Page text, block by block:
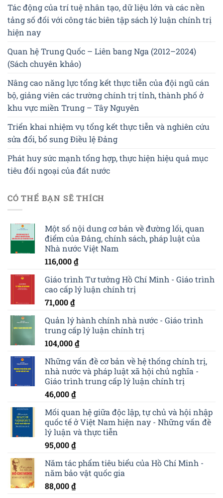
Tác động của trí tuệ nhân tạo, dữ liệu lớn và các nền
tảng số đối với công tác biên tập sách lý luận chính trị
hiện nay
Quan hệ Trung Quốc – Liên bang Nga (2012–2024)
(Sách chuyên khảo)
Nâng cao năng lực tổng kết thực tiễn của đội ngũ cán
bộ, giảng viên các trường chính trị tỉnh, thành phố ở
khu vực miền Trung – Tây Nguyên
Triển khai nhiệm vụ tổng kết thực tiễn và nghiên cứu
sửa đổi, bổ sung Điều lệ Đảng
Phát huy sức mạnh tổng hợp, thực hiện hiệu quả mục
tiêu đối ngoại của đất nước
CÓ THỂ BẠN SẼ THÍCH
Một số nội dung cơ bản về đường lối, quan
điểm của Đảng, chính sách, pháp luật của
Nhà nước Việt Nam
116,000₫
Giáo trình Tư tưởng Hồ Chí Minh - Giáo trình
cao cấp lý luận chính trị
71,000₫
Quản lý hành chính nhà nước - Giáo trình
trung cấp lý luận chính trị
104,000₫
Những vấn đề cơ bản về hệ thống chính trị,
nhà nước và pháp luật xã hội chủ nghĩa -
Giáo trình trung cấp lý luận chính trị
46,000₫
Mối quan hệ giữa độc lập, tự chủ và hội nhập
quốc tế ở Việt Nam hiện nay - Những vấn đề
lý luận và thực tiễn
95,000₫
Năm tác phẩm tiêu biểu của Hồ Chí Minh -
năm bảo vật quốc gia
88,000₫